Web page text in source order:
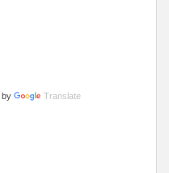
callejeros de la zona los
by Translate